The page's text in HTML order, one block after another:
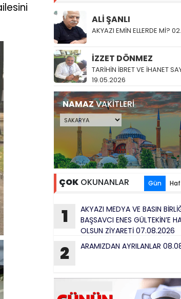
ALİ ŞANLI
AKYAZI EMİN ELLERDE Mİ?
İZZET DÖNMEZ
TARİHİN İBRET VE İHANET
19.05.2026
NAMAZVAKİTLERİ
ÇOK OKUNANLAR Gün
1
AKYAZI MEDYA VE BASIN
BAŞSAVCI ENES GÜLTEKİN’E
OLSUN ZİYARETİ 07.08.2026
2 ARAMIZDAN AYRILANLAR